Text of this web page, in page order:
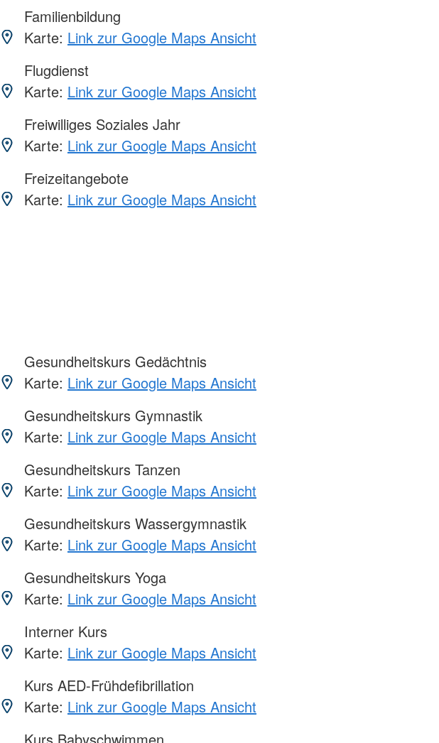
Familienbildung
Karte: Link zur Google Maps Ansicht
Flugdienst
Karte: Link zur Google Maps Ansicht
Freiwilliges Soziales Jahr
Karte: Link zur Google Maps Ansicht
Freizeitangebote
Karte: Link zur Google Maps Ansicht
Gesundheitskurs Gedächtnis
Karte: Link zur Google Maps Ansicht
Gesundheitskurs Gymnastik
Karte: Link zur Google Maps Ansicht
Gesundheitskurs Tanzen
Karte: Link zur Google Maps Ansicht
Gesundheitskurs Wassergymnastik
Karte: Link zur Google Maps Ansicht
Gesundheitskurs Yoga
Karte: Link zur Google Maps Ansicht
Interner Kurs
Karte: Link zur Google Maps Ansicht
Kurs AED-Frühdefibrillation
Karte: Link zur Google Maps Ansicht